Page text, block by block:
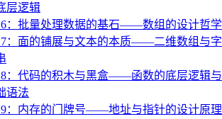
层逻辑
：批量处理数据的基石——数组的设计哲学
：面的铺展与文本的本质——二维数组与
：代码的积木与黑盒——函数的底层逻辑
语法
：内存的门牌号——地址与指针的设计原理